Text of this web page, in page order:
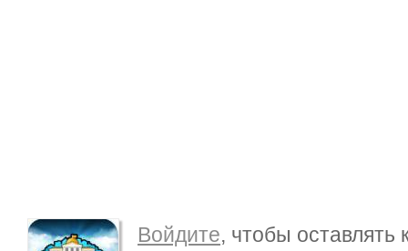
Войдите, чтобы оставлять